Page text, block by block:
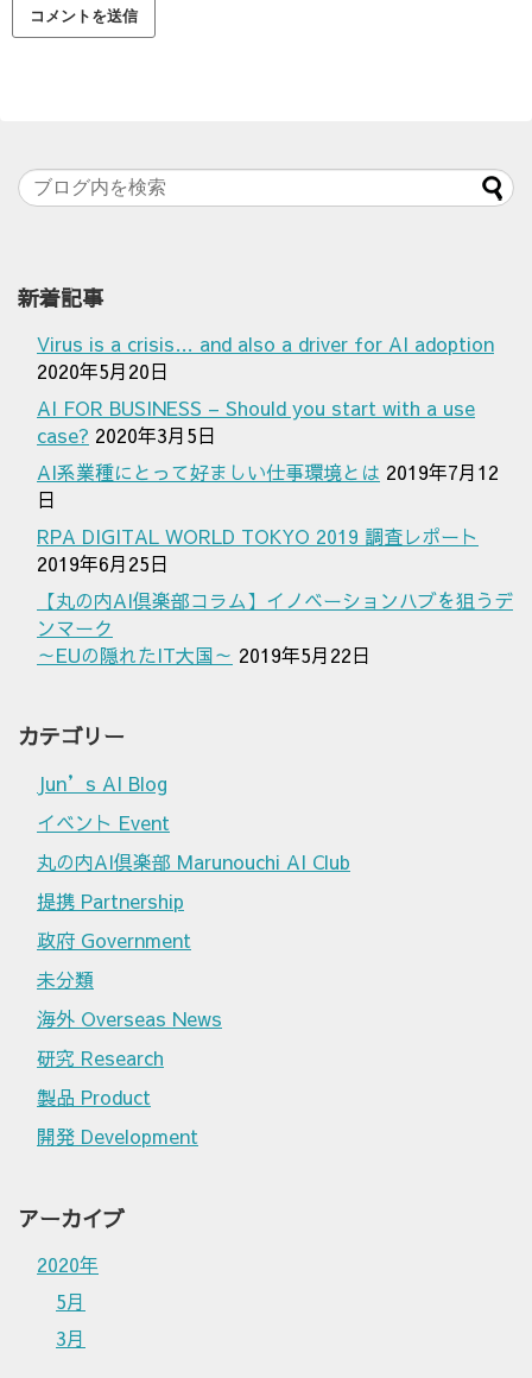
新着記事
Virus is a crisis… and also a driver for AI adoption
2020年5月20日
AI FOR BUSINESS – Should you start with a use
case? 2020年3月5日
AI系業種にとって好ましい仕事環境とは 2019年7月12
日
RPA DIGITAL WORLD TOKYO 2019 調査レポート
2019年6月25日
【丸の内AI倶楽部コラム】イノベーションハブを狙うデ
ンマーク
～EUの隠れたIT大国～ 2019年5月22日
カテゴリー
Jun’s AI Blog
イベント Event
丸の内AI倶楽部 Marunouchi AI Club
提携 Partnership
政府 Government
未分類
海外 Overseas News
研究 Research
製品 Product
開発 Development
アーカイブ
2020年
5月
3月